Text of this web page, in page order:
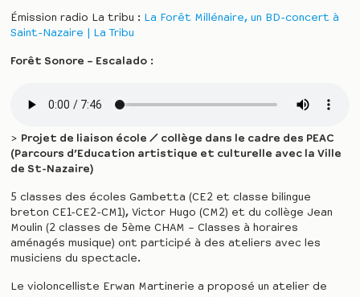
Émission radio La tribu :
La Forêt Millénaire, un BD-concert à
Saint-Nazaire | La Tribu
Forêt Sonore – Escalado:
> Projet de liaison école / collège dans le cadre des PEAC
(Parcours d’Education artistique et culturelle avec la Ville
de St-Nazaire)
5 classes des écoles Gambetta (CE2 et classe bilingue
breton CE1-CE2-CM1), Victor Hugo (CM2) et du collège Jean
Moulin (2 classes de 5ème CHAM – Classes à horaires
aménagés musique) ont participé à des ateliers avec les
musiciens du spectacle.
Le violoncelliste Erwan Martinerie a proposé un atelier de